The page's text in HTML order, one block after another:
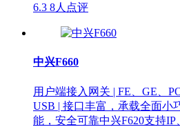
6.3 8人点评
中兴F660
用户端接入网关 | FE、GE、
USB | 接口丰富，承载全面小
能，安全可靠中兴F620支持IP